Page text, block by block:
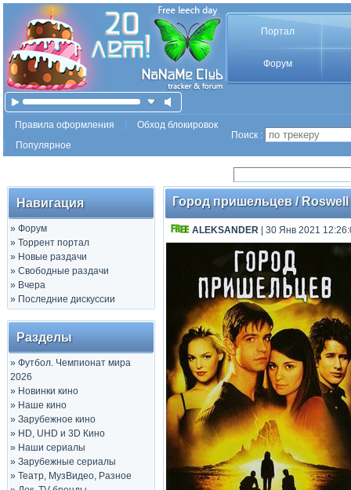
Портал
Форум
Правила оформления
Обход блокировок
Популярное
Поиск :
Навигация
» Форум
» Торрент портал
» Новые раздачи
» Свободные раздачи
» Вчера
» Последние дискуссии
Разделы
» Футбол. Чемпионат мира
2026
» Новинки кино
» Наше кино
» Зарубежное кино
» HD, UHD и 3D Кино
» Наши сериалы
» Зарубежные сериалы
» Театр, МузВидео, Разное
Город пришельцев / Roswell
ALEKSANDER | 30 Янв 2021